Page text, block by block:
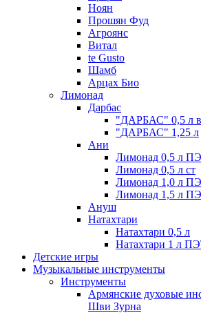
Ноян
Прошян Фуд
Агроянс
Витал
te Gusto
Шамб
Арцах Био
Лимонад
Дарбас
"ДАРБАС" 0,5 л в
"ДАРБАС" 1,25 л
Ани
Лимонад 0,5 л
Лимонад 0,5 л ст
Лимонад 1,0 л
Лимонад 1,5 л
Ануш
Натахтари
Натахтари 0,5 л
Натахтари 1 л
Детские игры
Музыкальные инструменты
Инструменты
Армянские духовые
Шви Зурна